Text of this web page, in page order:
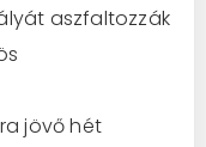
aszfaltozzák
jövő hét